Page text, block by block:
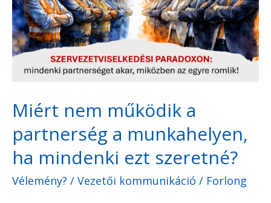
Miért nem működik a
partnerség a munkahelyen,
ha mindenki ezt szeretné?
Vélemény? / Vezetői kommunikáció / Forlong
a
partnerség
a
munkahelyen,
mindenki
ezt
szeretné?